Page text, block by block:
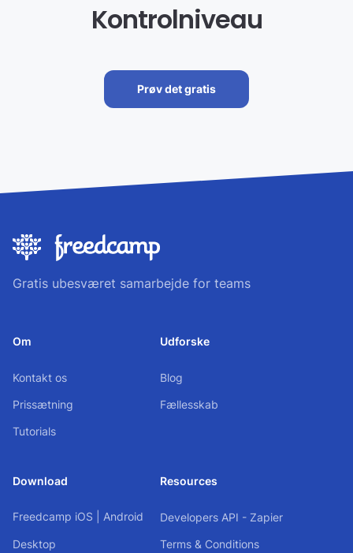
Kontrolniveau
Prøv det gratis
Gratis ubesværet samarbejde for teams
Om
Kontakt os
Prissætning
Tutorials
Udforske
Blog
Fællesskab
Download
Freedcamp iOS Android
Desktop
Resources
Developers API - Zapier
Terms & Conditions